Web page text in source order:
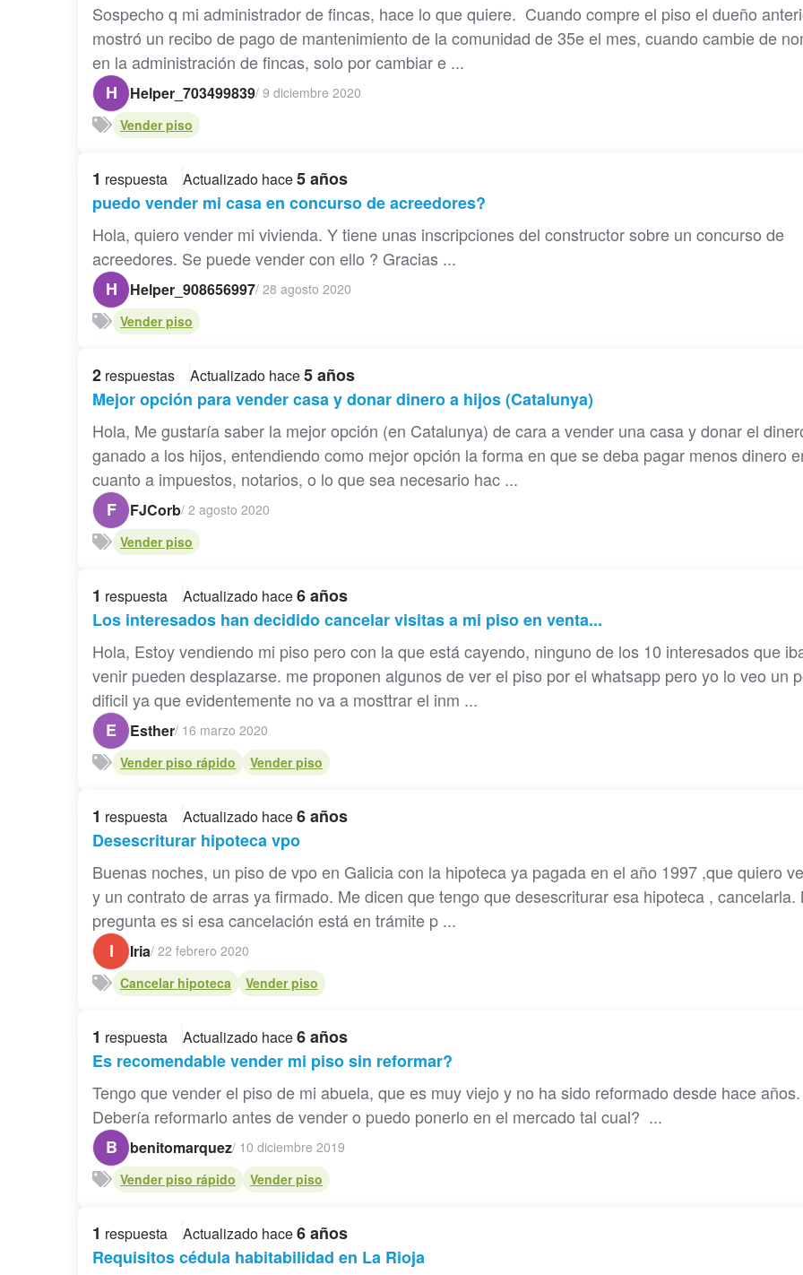
Sospecho q mi administrador de fincas, hace lo que quiere. Cuando compre el piso el dueño
mostró un recibo de pago de mantenimiento de la comunidad de 35e el mes, cuando cambie de
en la administración de fincas, solo por cambiar e ...
H
Helper_703499839/ 9 diciembre 2020
Vender piso
1 respuesta Actualizado hace5 años
puedo vender mi casa en concurso de acreedores?
Hola, quiero vender mi vivienda. Y tiene unas inscripciones del constructor sobre un concurso de
acreedores. Se puede vender con ello ? Gracias ...
H
Helper_908656997/ 28 agosto 2020
Vender piso
2 respuestas Actualizado hace5 años
Mejor opción para vender casa y donar dinero a hijos (Catalunya)
Hola, Me gustaría saber la mejor opción (en Catalunya) de cara a vender una casa y donar el
ganado a los hijos, entendiendo como mejor opción la forma en que se deba pagar menos dinero
cuanto a impuestos, notarios, o lo que sea necesario hac ...
F
FJCorb/ 2 agosto 2020
Vender piso
1 respuesta Actualizado hace6 años
Los interesados han decidido cancelar visitas a mi piso en venta...
Hola, Estoy vendiendo mi piso pero con la que está cayendo, ninguno de los 10 interesados que
venir pueden desplazarse. me proponen algunos de ver el piso por el whatsapp pero yo lo veo un
dificil ya que evidentemente no va a mosttrar el inm ...
E
Esther/ 16 marzo 2020
Vender piso rápido
Vender piso
1 respuesta Actualizado hace6 años
Desescriturar hipoteca vpo
Buenas noches, un piso de vpo en Galicia con la hipoteca ya pagada en el año 1997 ,que quiero
y un contrato de arras ya firmado. Me dicen que tengo que desescriturar esa hipoteca , cancelarla.
pregunta es si esa cancelación está en trámite p ...
I
Iria/ 22 febrero 2020
Cancelar hipoteca
Vender piso
1 respuesta Actualizado hace6 años
Es recomendable vender mi piso sin reformar?
Tengo que vender el piso de mi abuela, que es muy viejo y no ha sido reformado desde hace años.
Debería reformarlo antes de vender o puedo ponerlo en el mercado tal cual? ...
B
benitomarquez/ 10 diciembre 2019
Vender piso rápido
Vender piso
1 respuesta Actualizado hace6 años
Requisitos cédula habitabilidad en La Rioja